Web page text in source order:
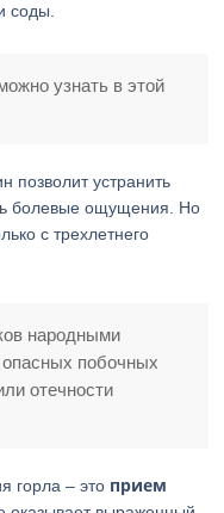
соды.
узнать в этой
позволит устранить
болевые ощущения. Но
с трехлетнего
народными
побочных
отечности
горла – это прием